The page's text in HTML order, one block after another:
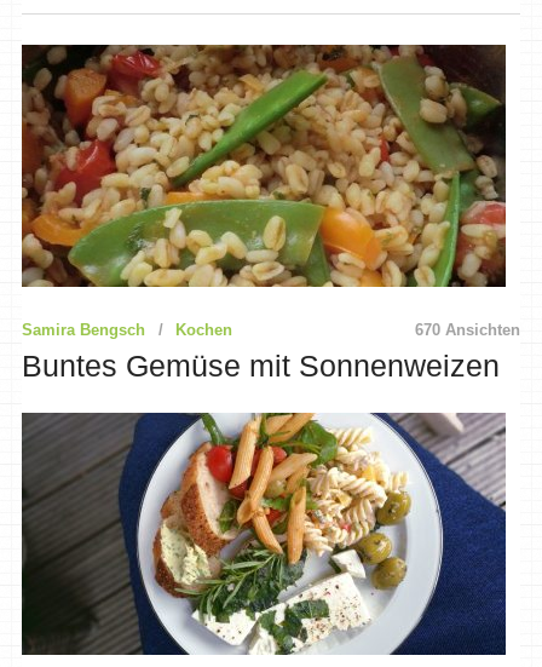
Samira Bengsch Kochen 670 Ansichten
Buntes Gemüse mit Sonnenweizen